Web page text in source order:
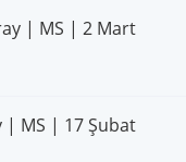
| MS | 2 Mart
| MS | 17 Şubat